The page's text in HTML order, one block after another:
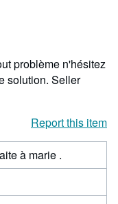
problème n'hésitez
solution. Seller
Report this item
à marie .